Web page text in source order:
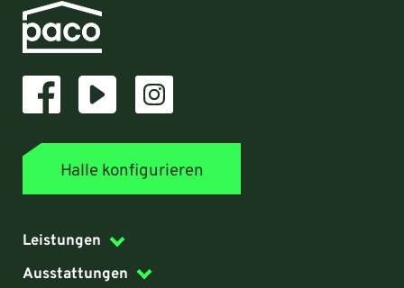
Halle konfigurieren
Leistungen
Ausstattungen